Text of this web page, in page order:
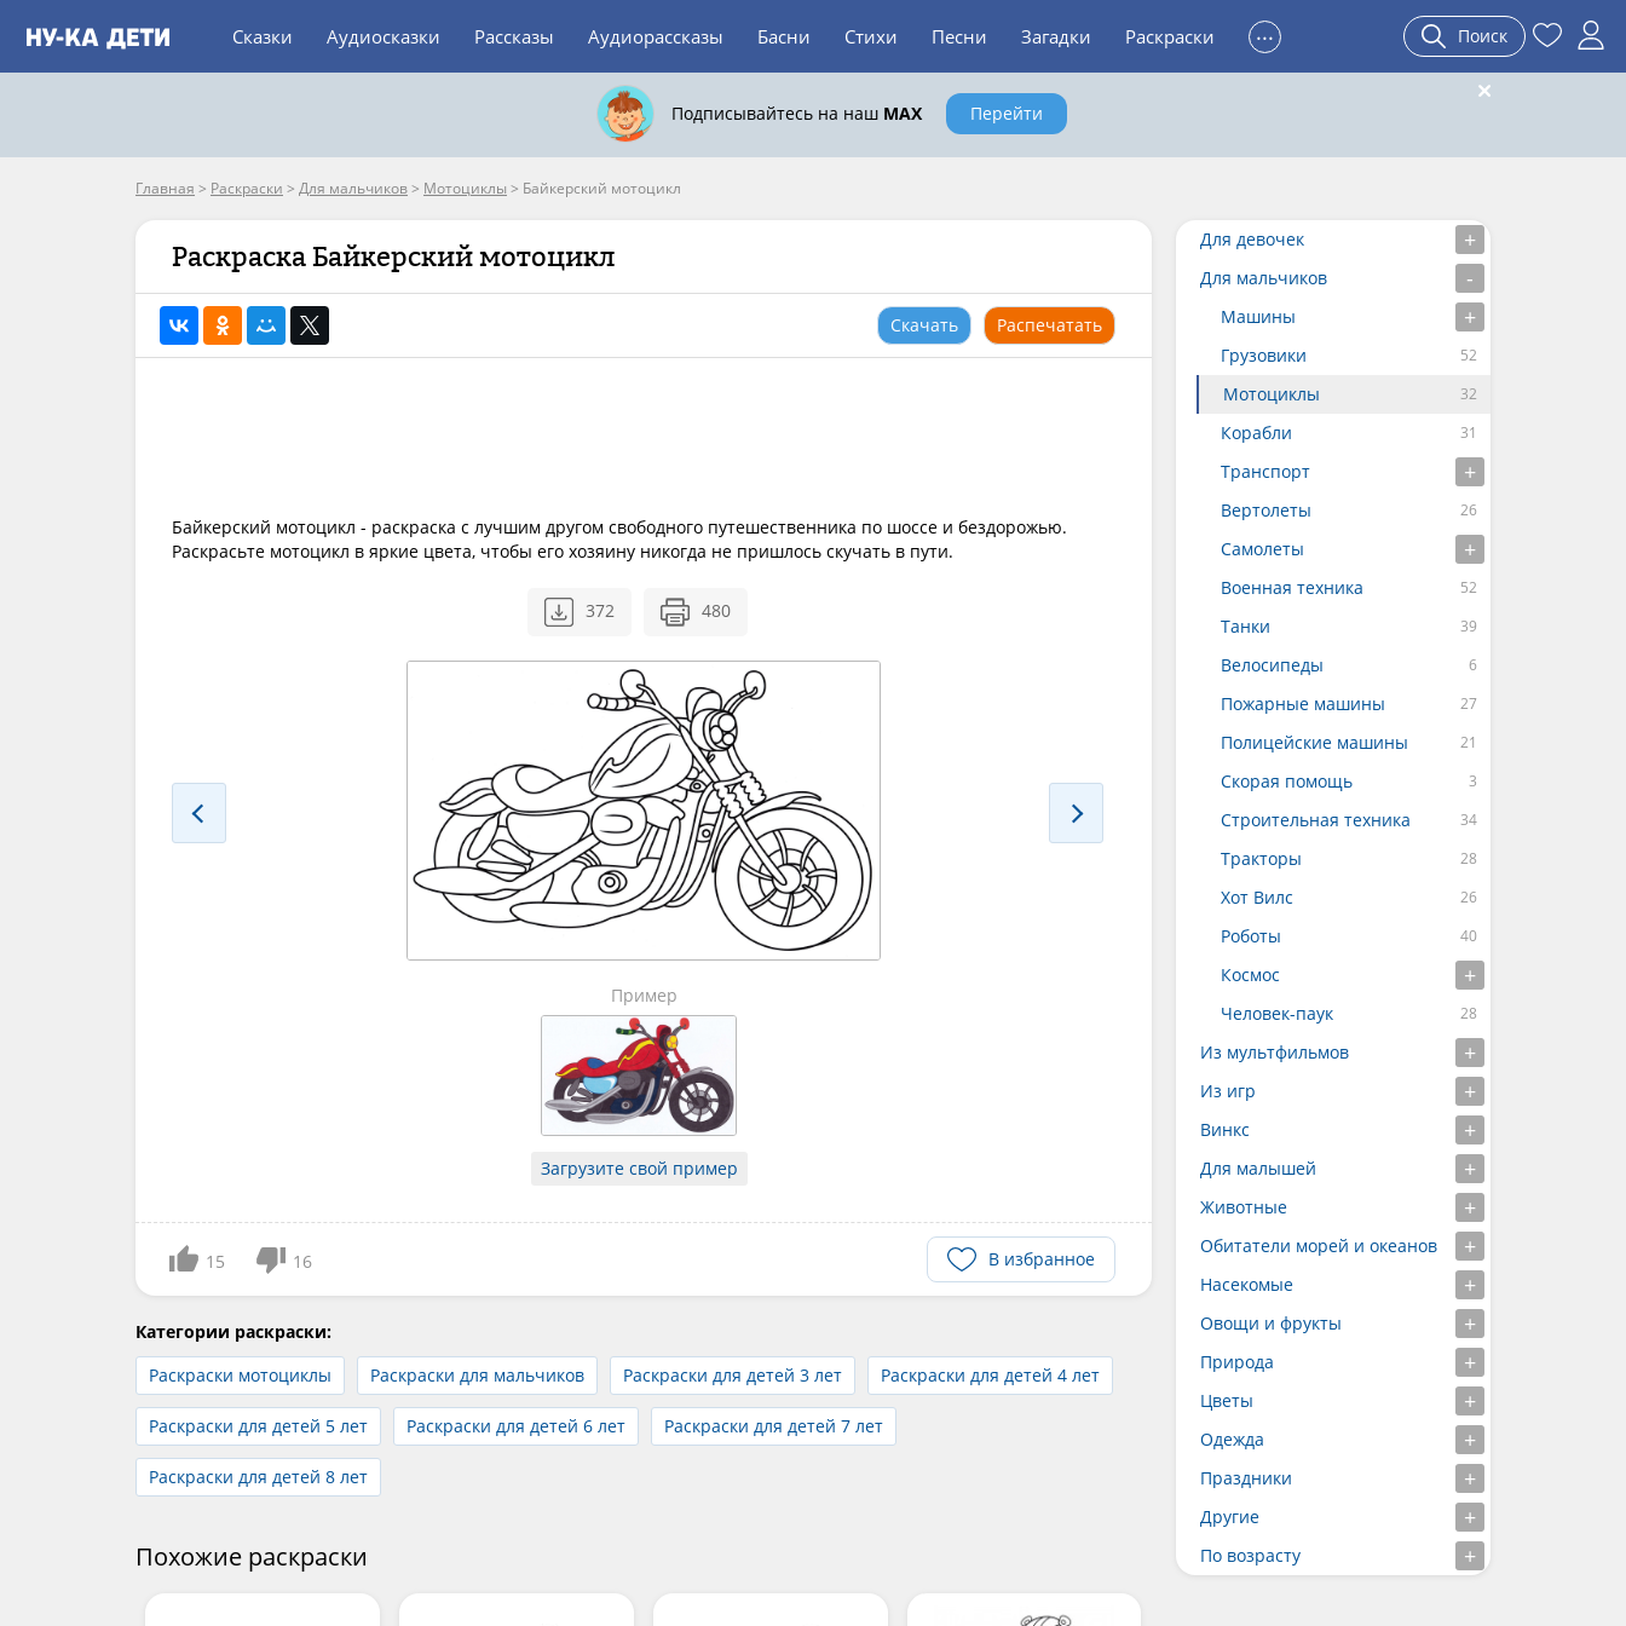
Сказки Аудиосказки Рассказы Аудиорассказы Басни Стихи Песни Загадки Раскраски ... Поиск
Подписывайтесь на наш MAX Перейти
Главная > Раскраски > Для мальчиков> Мотоциклы > Байкерский мотоцикл
Раскраска Байкерский мотоцикл
Скачать Распечатать
Байкерский мотоцикл - раскраска с лучшим другом свободного путешественника по шоссе и бездорожью.
Раскрасьте мотоцикл в яркие цвета, чтобы его хозяину никогда не пришлось скучать в пути.
372 480
Пример
Загрузите свой пример
15 16 В избранное
Категории раскраски:
Раскраски мотоциклы
Раскраски для мальчиков Раскраски для детей 3 лет Раскраски для детей 4 лет
Раскраски для детей 5 лет Раскраски для детей 6 лет Раскраски для детей 7 лет
Раскраски для детей 8 лет
Похожие раскраски
Для девочек
Для мальчиков
Машины
Грузовики
Мотоциклы
Корабли
Транспорт
Вертолеты
Самолеты
Военная техника
Танки
Велосипеды
Пожарные машины
Полицейские машины
Скорая помощь
Строительная техника
Тракторы
Хот Вилс
Роботы
Космос
Человек-паук
Из мультфильмов
Из игр
Винкс
Для малышей
Животные
Обитатели морей и океанов
Насекомые
Овощи и фрукты
Природа
Цветы
Одежда
Праздники
Другие
По возрасту